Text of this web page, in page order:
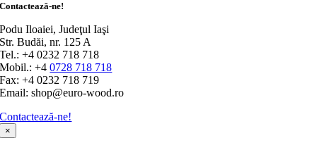
Contactează-ne!
Podu Iloaiei, Judeţul Iaşi
Str. Budăi, nr. 125 A
Tel.: +4 0232 718 718
Mobil.: +40728 718 718
Fax: +4 0232 718 719
Email: shop@euro-wood.ro
Contactează-ne!
×